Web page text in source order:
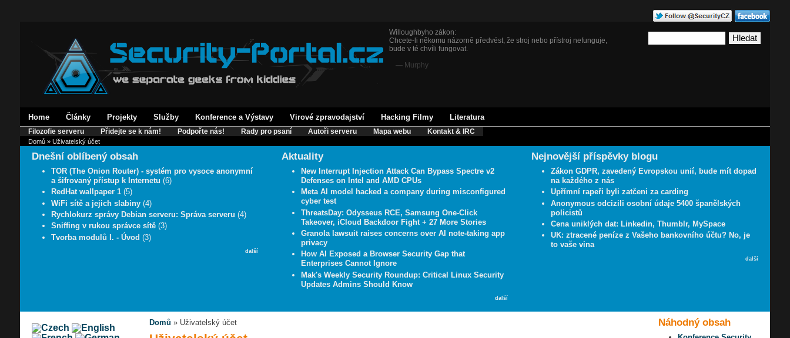
Willoughbyho zákon:
Chcete-li někomu názorně předvést, že stroj nebo přístroj nefunguje,
bude v té chvíli fungovat.
— Murphy
Home Články Projekty Služby Konference a Výstavy Virové zpravodajství Hacking Filmy Literatura
Filozofie serveru Přidejte se k nám! Podpořte nás! Rady pro psaní Autoři serveru Mapa webu Kontakt & IRC
Domů» Uživatelský účet
Dnešní oblíbený obsah
TOR (The Onion Router) - systém pro vysoce anonymní
a šifrovaný přístup k Internetu (6)
RedHat wallpaper 1 (5)
WiFi sítě a jejich slabiny (4)
Rychlokurz správy Debian serveru: Správa serveru (4)
Sniffing v rukou správce sítě (3)
Tvorba modulů I. - Úvod (3)
další
Aktuality
New Interrupt Injection Attack Can Bypass Spectre v2
Defenses on Intel and AMD CPUs
Meta AI model hacked a company during misconfigured
cyber test
ThreatsDay: Odysseus RCE, Samsung One-Click
Takeover, iCloud Backdoor Fight + 27 More Stories
Granola lawsuit raises concerns over AI note-taking app
privacy
How AI Exposed a Browser Security Gap that
Enterprises Cannot Ignore
Mak's Weekly Security Roundup: Critical Linux Security
Updates Admins Should Know
další
Nejnovější příspěvky blogu
Zákon GDPR, zavedený Evropskou unií, bude mít dopad
na každého z nás
Upřímní rapeři byli zatčeni za carding
Anonymous odcizili osobní údaje 5400 španělských
policistů
Cena uniklých dat: Linkedin, Thumblr, MySpace
UK: ztracené peníze z Vašeho bankovního účtu? No, je
to vaše vina
další
Domů » Uživatelský účet Náhodný obsah